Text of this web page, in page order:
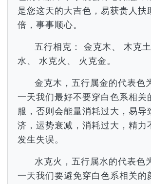
是您这天的大吉色，易获贵人扶
倍，事事顺心。
五行相克： 金克木、 木克
水、 水克火、 火克金。
金克木，五行属金的代表色
一天我们最好不要穿白色系相关
服，否则会能量消耗过大，易导
济，运势衰减，消耗过大，精力
发生失误。
水克火，五行属水的代表色
一天我们要避免穿白色系相关的